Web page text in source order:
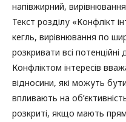
напівжирний,
Текст розділу «Конфлікт
кегль, вирівнювання по
розкривати всі потенційні
Конфліктом інтересів
відносини, які можуть
впливають на
розкриті, якщо мають